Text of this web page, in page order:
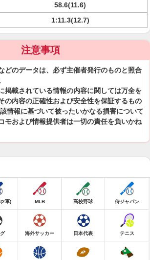
58.6(11.6)
1:11.3(12.7)
注意事項
どのデータは、必ず主催者発行のものと照合
掲載されている情報の内容に関しては万全を
の内容の正確性および安全性を保証するもの
情報に基づいて被ったいかなる損害について
モおよび情報提供者は一切の責任を負いかね
軍) MLB 高校野球 侍ジャパン
海外サッカー 日本代表 テニス